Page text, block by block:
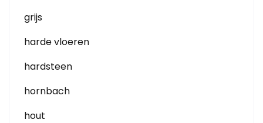
grijs
harde vloeren
hardsteen
hornbach
hout